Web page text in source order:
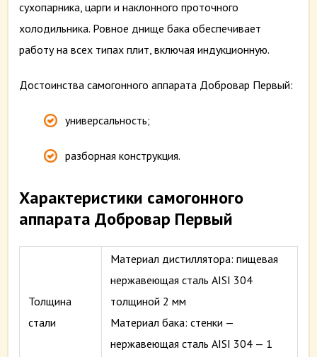
сухопарника, царги и наклонного проточного
холодильника. Ровное днище бака обеспечивает
работу на всех типах плит, включая индукционную.
Достоинства самогонного аппарата Добровар Первый:
универсальность;
разборная конструкция.
Характеристики самогонного
аппарата Добровар Первый
Толщина
стали
Материал дистиллятора: пищевая
нержавеющая сталь AISI 304
толщиной 2 мм
Материал бака: стенки —
нержавеющая сталь AISI 304 — 1